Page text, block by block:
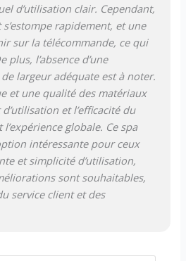
d’utilisation clair. Cependant,
rapidement, et une
sur la télécommande, ce qui
l’absence d’une
largeur adéquate est à noter.
et une qualité des matériaux
et l’efficacité du
globale. Ce spa
intéressante pour ceux
et simplicité d’utilisation,
sont souhaitables,
service client et des